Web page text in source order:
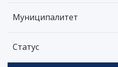
Муниципалитет
Статус